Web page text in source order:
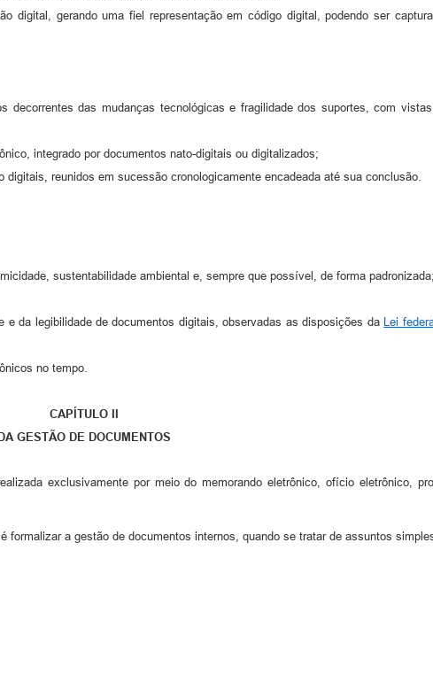
digital, gerando uma fiel representação em código digital, podendo ser
das mudanças tecnológicas e fragilidade dos suportes, com
integrado por documentos nato-digitais ou digitalizados;
reunidos em sucessão cronologicamente encadeada até sua conclusão.
sustentabilidade ambiental e, sempre que possível, de forma padronizada;
da legibilidade de documentos digitais, observadas as disposições da
Lei
no tempo.
CAPÍTULO II
DA GESTÃO DE DOCUMENTOS
exclusivamente por meio do memorando eletrônico, ofício eletrônico,
formalizar a gestão de documentos internos, quando se tratar de assuntos